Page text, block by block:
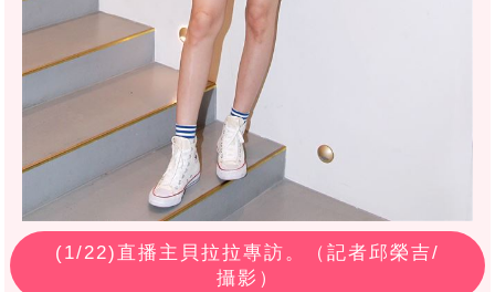
(1/22)直播主貝拉拉專訪。（記者邱榮吉/
攝影）